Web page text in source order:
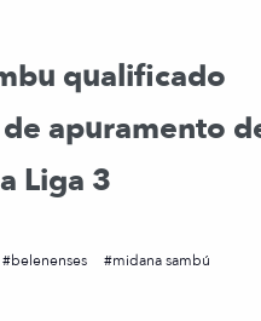
qualificado
apuramento
Liga 3
belenenses midana sambú